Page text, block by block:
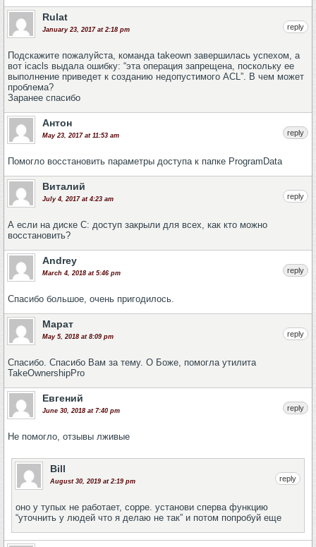
Rulat
January 23, 2017 at 2:18 pm
Подскажите пожалуйста, команда takeown завершилась успехом, а
вот icacls выдала ошибку: “эта операция запрещена, поскольку ее
выполнение приведет к созданию недопустимого ACL”. В чем может
проблема?
Заранее спасибо
reply
Антон
May 23, 2017 at 11:53 am
Помогло восстановить параметры доступа к папке ProgramData
reply
Виталий
July 4, 2017 at 4:23 am
А если на диске C: доступ закрыли для всех, как кто можно
восcтановить?
reply
Andrey
March 4, 2018 at 5:46 pm
Спасибо большое, очень пригодилось.
reply
Марат
May 5, 2018 at 8:09 pm
Спасибо. Спасибо Вам за тему. О Боже, помогла утилита
TakeOwnershipPro
reply
Евгений
June 30, 2018 at 7:40 pm
Не помогло, отзывы лживые
reply
Bill
August 30, 2019 at 2:19 pm
оно у тупых не работает, сорре. установи сперва функцию
“уточнить у людей что я делаю не так” и потом попробуй еще
reply